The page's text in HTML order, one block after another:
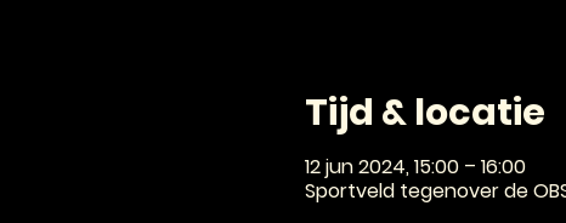
Tijd & locatie
12 jun 2024, 15:00 – 16:00
Sportveld tegenover de